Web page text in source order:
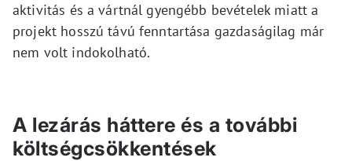
aktivitás és a vártnál gyengébb bevételek miatt a
projekt hosszú távú fenntartása gazdaságilag már
nem volt indokolható.
A lezárás háttere és a további
költségcsökkentések